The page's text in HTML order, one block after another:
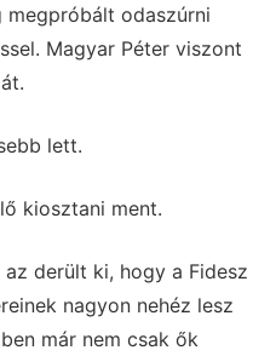
megpróbált odaszúrni
Magyar Péter viszont
lett.
kiosztani ment.
derült ki, hogy a Fidesz
nagyon nehéz lesz
már nem csak ők